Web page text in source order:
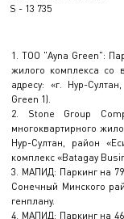
S - 13 735
1. ТОО "Ayna Green":
жилого комплекса со
адресу: «г. Нур-
Green 1).
2. Stone Group
многоквартирного
Нур-Султан, район
комплекс «Batagay
3. МАПИД: Паркинг на
Сонечный Минского
генплану.
4. МАПИД: Паркинг на